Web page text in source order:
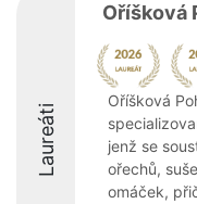
Laureáti
Oříšková
Oříšková
jenž se
ořechů,
omáček,